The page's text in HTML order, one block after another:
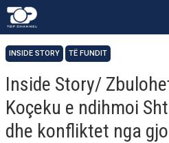
INSIDE STORY TË FUNDIT
Inside Story/
Koçeku e ndihmoi
dhe konfliktet nga